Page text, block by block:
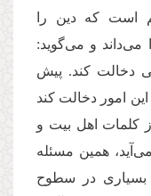
است که دین را
و می‌گوید:
دخالت کند. پیش
امور دخالت کند
کلمات اهل بیت و
همین مسئله
بسیاری در سطوح